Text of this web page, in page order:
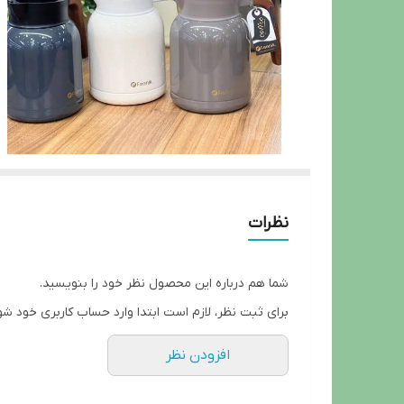
نظرات
شما هم درباره این محصول نظر خود را بنویسید.
برای ثبت نظر، لازم است ابتدا وارد حساب کاربری خود
افزودن نظر